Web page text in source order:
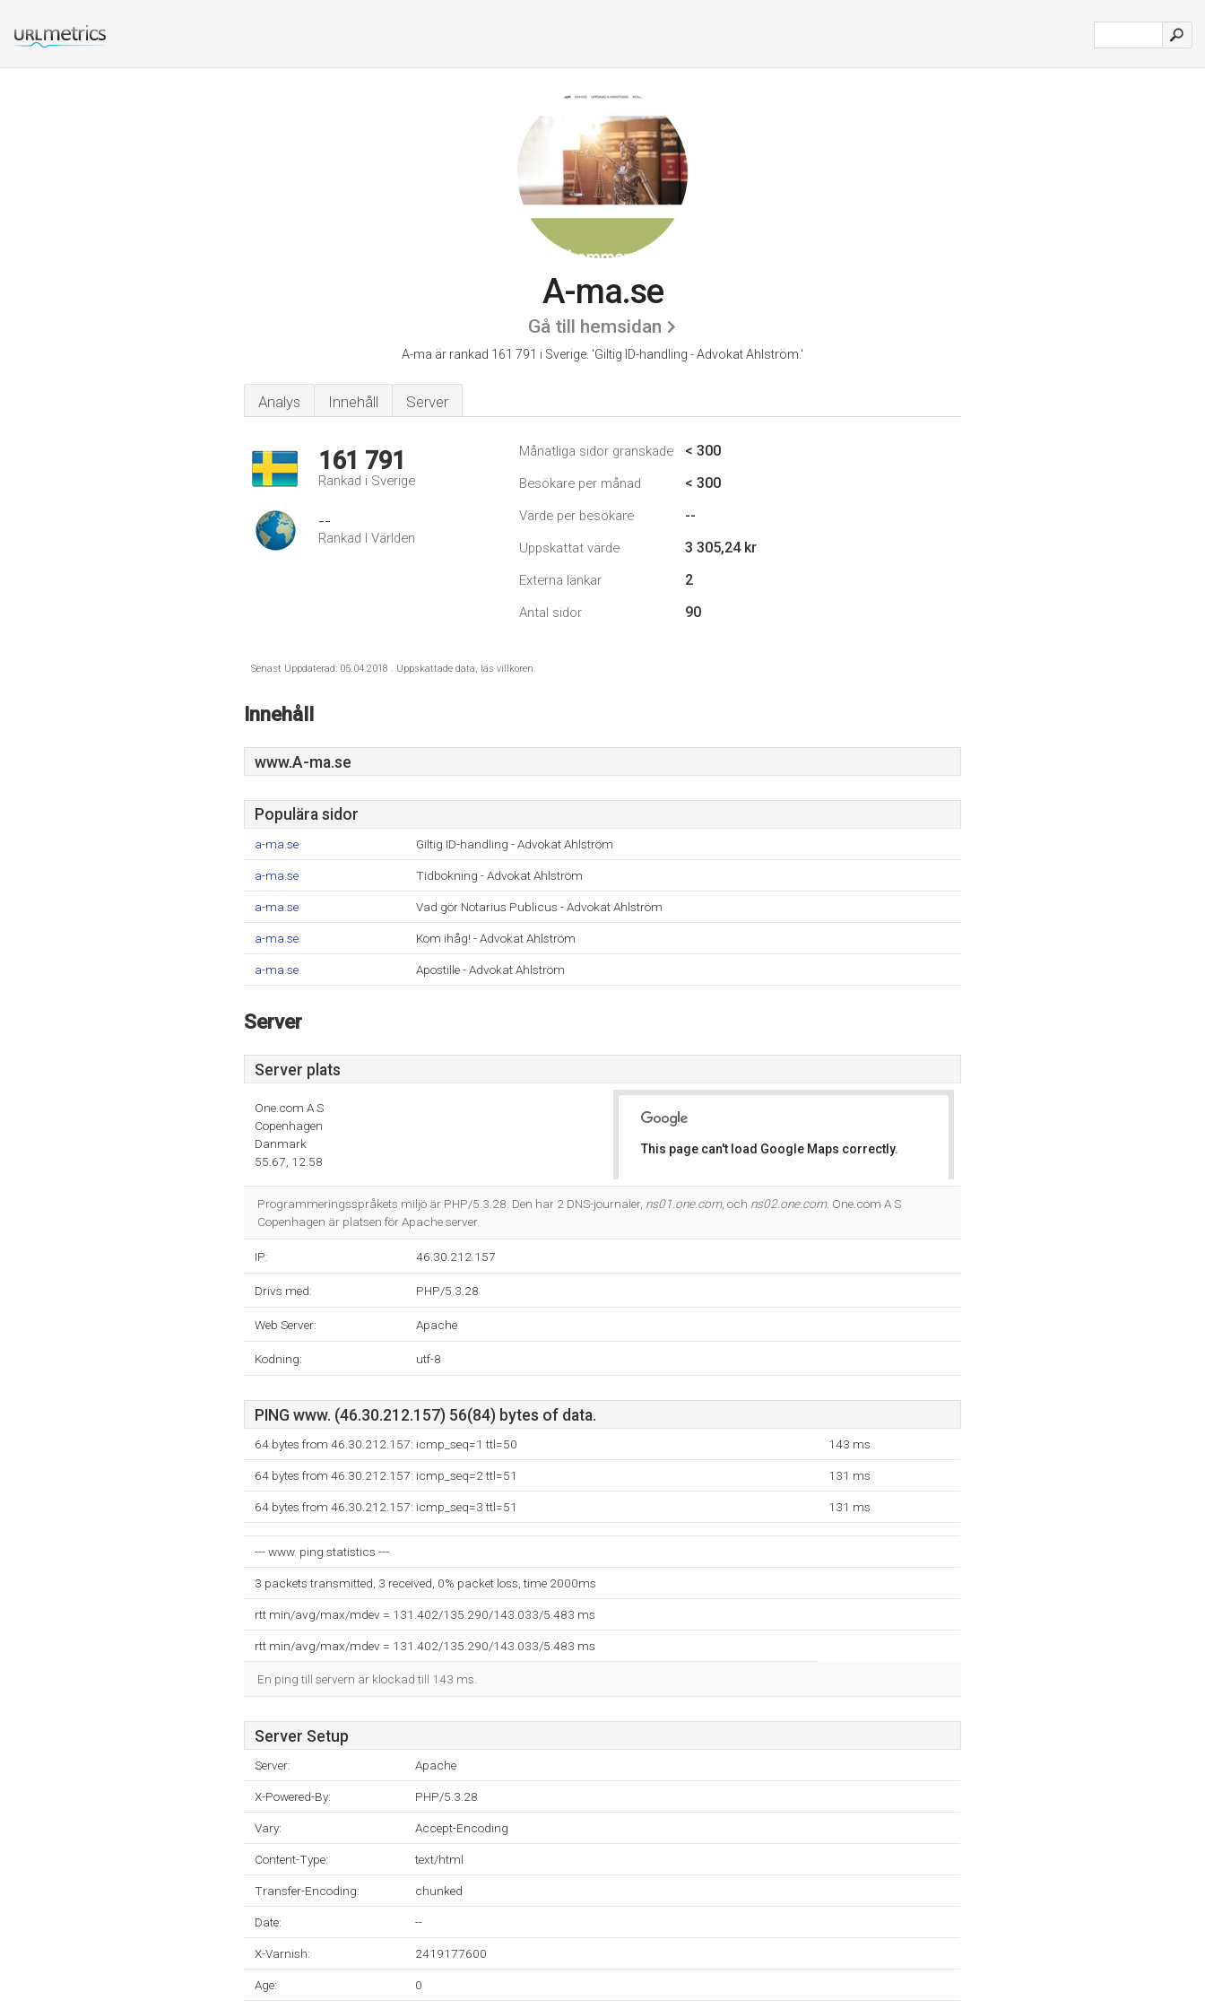
A-ma.se
Gå till hemsidan
A-ma är rankad 161 791 i Sverige. 'Giltig ID-handling - Advokat Ahlström.'
Analys Innehåll Server
161 791
Rankad i Sverige
--
Rankad I Världen
Månatliga sidor granskade < 300
Besökare per månad < 300
Värde per besökare --
Uppskattat värde 3 305,24 kr
Externa länkar 2
Antal sidor 90
Senast Uppdaterad: 05.04.2018 . Uppskattade data, läs villkoren.
Innehåll
www.A-ma.se
Populära sidor
a-ma.se Giltig ID-handling - Advokat Ahlström
a-ma.se Tidbokning - Advokat Ahlström
a-ma.se Vad gör Notarius Publicus - Advokat Ahlström
a-ma.se Kom ihåg! - Advokat Ahlström
a-ma.se Apostille - Advokat Ahlström
Server
Server plats
One.com A S
Copenhagen
Danmark
55.67, 12.58
This page can't load Google Maps correctly.
Programmeringsspråkets miljö är PHP/5.3.28. Den har 2 DNS-journaler, ns01.one.com, och ns02.one.com. One.com A S
Copenhagen är platsen för Apache server.
IP: 46.30.212.157
Drivs med: PHP/5.3.28
Web Server: Apache
Kodning: utf-8
PING www. (46.30.212.157) 56(84) bytes of data.
64 bytes from 46.30.212.157: icmp_seq=1 ttl=50 143 ms
64 bytes from 46.30.212.157: icmp_seq=2 ttl=51 131 ms
64 bytes from 46.30.212.157: icmp_seq=3 ttl=51 131 ms
--- www. ping statistics ---
3 packets transmitted, 3 received, 0% packet loss, time 2000ms
rtt min/avg/max/mdev = 131.402/135.290/143.033/5.483 ms
rtt min/avg/max/mdev = 131.402/135.290/143.033/5.483 ms
En ping till servern är klockad till 143 ms.
Server Setup
Server: Apache
X-Powered-By: PHP/5.3.28
Vary: Accept-Encoding
Content-Type: text/html
Transfer-Encoding: chunked
Date: --
X-Varnish: 2419177600
Age: 0